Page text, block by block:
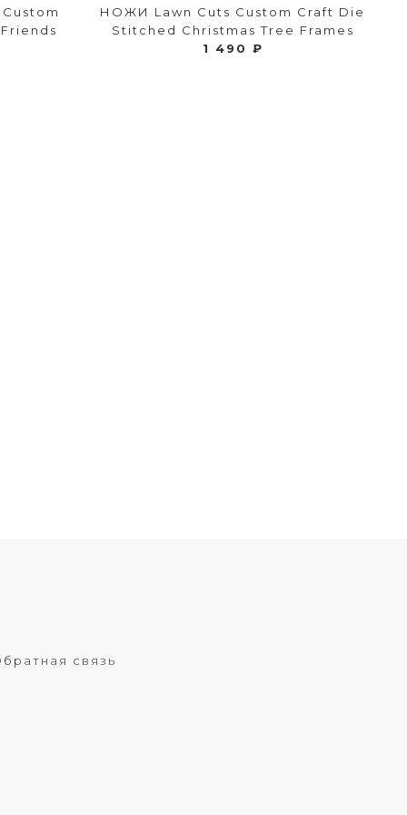
НОЖИ Lawn Cuts Custom Craft Die
Stitched Christmas Tree Frames
1 490 ₽
связь